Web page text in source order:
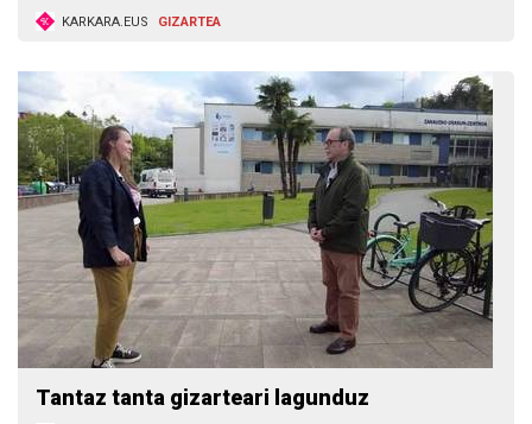
KARKARA.EUS GIZARTEA
Tantaz tanta gizarteari lagunduz